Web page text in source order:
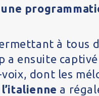
une
à tous
ensuite captivé
voix, dont les
a